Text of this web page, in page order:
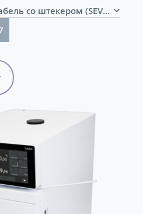
кабель со штекером (SEV